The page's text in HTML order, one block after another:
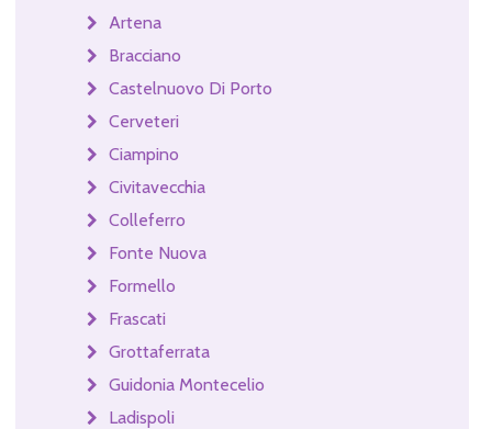
Artena
Bracciano
Castelnuovo Di Porto
Cerveteri
Ciampino
Civitavecchia
Colleferro
Fonte Nuova
Formello
Frascati
Grottaferrata
Guidonia Montecelio
Ladispoli